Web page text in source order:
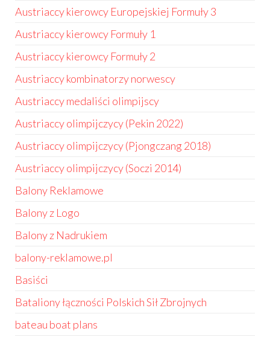
Austriaccy kierowcy Europejskiej Formuły 3
Austriaccy kierowcy Formuły 1
Austriaccy kierowcy Formuły 2
Austriaccy kombinatorzy norwescy
Austriaccy medaliści olimpijscy
Austriaccy olimpijczycy (Pekin 2022)
Austriaccy olimpijczycy (Pjongczang 2018)
Austriaccy olimpijczycy (Soczi 2014)
Balony Reklamowe
Balony z Logo
Balony z Nadrukiem
balony-reklamowe.pl
Basiści
Bataliony łączności Polskich Sił Zbrojnych
bateau boat plans